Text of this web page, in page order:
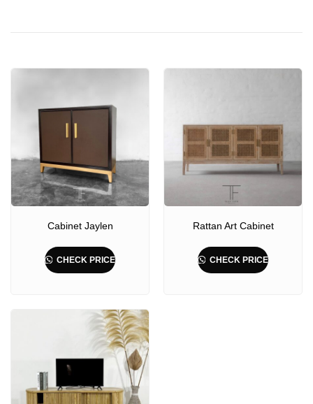
Cabinet Jaylen
CHECK PRICE
Rattan Art Cabinet
CHECK PRICE